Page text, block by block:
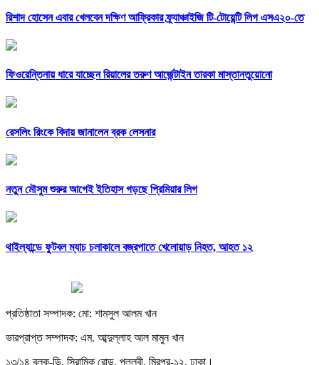
রিশাদ হোসেন এবার খেলবেন দক্ষিণ আফ্রিকার ফ্র্যাঞ্চাইজি টি-টোয়েন্টি লিগ এসএ২০-তে
ফিওরেন্তিনায় ধারে যাচ্ছেন রিয়ালের তরুণ আর্জেন্টাইন তারকা মাস্তানতুয়োনো
রেসলিং রিংকে বিদায় জানালেন ব্রক লেসনার
নতুন মৌসুম শুরুর আগেই ইতিহাস গড়ছে প্রিমিয়ার লিগ
থাইল্যান্ডে ফুটবল ম্যাচ চলাকালে বজ্রপাতে খেলোয়াড় নিহত, আহত ১২
প্রতিষ্ঠাতা সম্পাদক: মো: শামসুল আলম খান
ভারপ্রাপ্ত সম্পাদক: এম. আব্দুল্লাহ আল মামুন খান
১৩/১৪ ব্লক-ডি, সিরামিক রোড, পল্লবী, মিরপুর-১২, ঢাকা।